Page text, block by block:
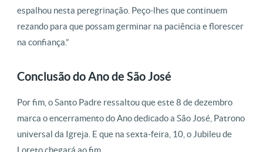
espalhou nesta peregrinação. Peço-lhes que continuem
rezando para que possam germinar na paciência e florescer
na confiança.”
Conclusão do Ano de São José
Por fim, o Santo Padre ressaltou que este 8 de dezembro
marca o encerramento do Ano dedicado a São José, Patrono
universal da Igreja. E que na sexta-feira, 10, o Jubileu de
Loreto chegará ao fim.